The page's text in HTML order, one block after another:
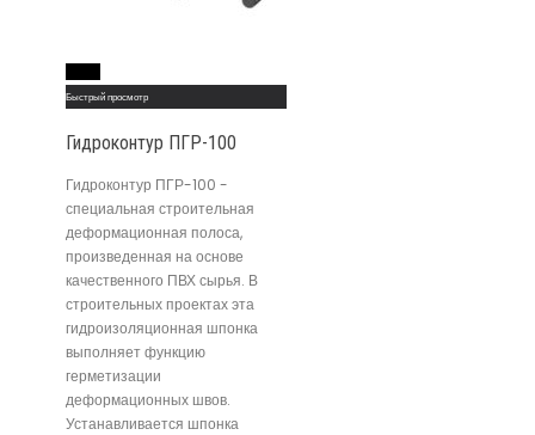
Быстрый просмотр
Гидроконтур ПГР-100
Гидроконтур ПГР-100 -
специальная строительная
деформационная полоса,
произведенная на основе
качественного ПВХ сырья. В
строительных проектах эта
гидроизоляционная шпонка
выполняет функцию
герметизации
деформационных швов.
Устанавливается шпонка